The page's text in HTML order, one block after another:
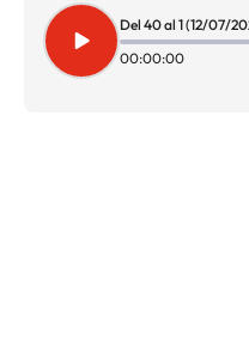
00:00:00